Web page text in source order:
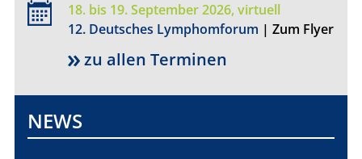
ARBEITSGRUPPEN
18. bis 19. September 2026, virtuell
12. Deutsches Lymphomforum | Zum Flyer
zu allen Terminen
NEWS